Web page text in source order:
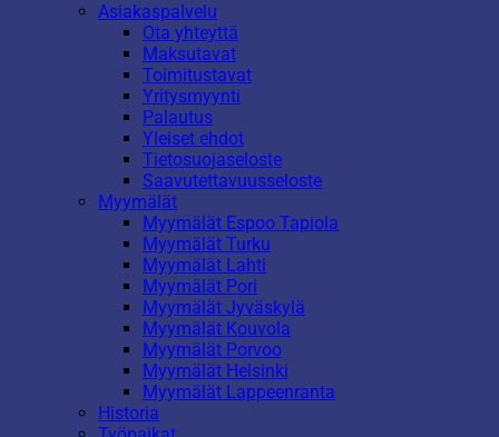
Asiakaspalvelu
Ota yhteyttä
Maksutavat
Toimitustavat
Yritysmyynti
Palautus
Yleiset ehdot
Tietosuojaseloste
Saavutettavuusseloste
Myymälät
Myymälät Espoo Tapiola
Myymälät Turku
Myymälät Lahti
Myymälät Pori
Myymälät Jyväskylä
Myymälät Kouvola
Myymälät Porvoo
Myymälät Helsinki
Myymälät Lappeenranta
Historia